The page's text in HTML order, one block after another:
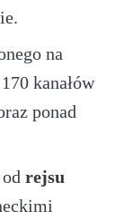
na
kanałów
ponad
odrejsu